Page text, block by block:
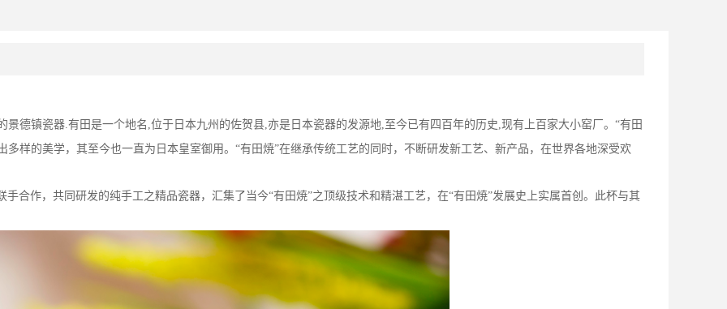
景德镇瓷器.有田是一个地名 ,位于日本九州的佐贺县,亦是日本瓷器的发源地,至今已有四百年的历史,现有上百家大小窑厂。“有田
样的美学，其至今也一直为日本皇室御用。“有田焼”在继承传统工艺的同时，不断研发新工艺、新产品，在世界各地深受欢
合作，共同研发的纯手工之精品瓷器，汇集了当今“有田焼”之顶级技术和精湛工艺，在“有田焼”发展史上实属首创。此杯与其